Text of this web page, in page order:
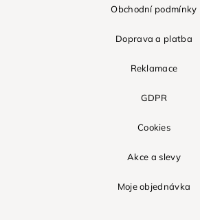
Obchodní podmínky
Doprava a platba
Reklamace
GDPR
Cookies
Akce a slevy
Moje objednávka